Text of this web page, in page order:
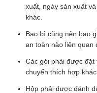
xuất, ngày sản xuất
khác.
Bao bì cũng nên bao
an toàn nào liên quan
Các gói phải được đặt
chuyển thích hợp khác.
Hộp phải được đánh